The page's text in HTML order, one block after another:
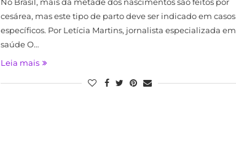
cesárea, mas este tipo de parto deve ser indicado em casos
específicos. Por Letícia Martins, jornalista especializada em
saúde O…
Leia mais